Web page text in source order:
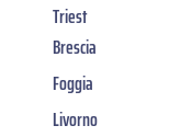
Triest
Brescia
Foggia
Livorno